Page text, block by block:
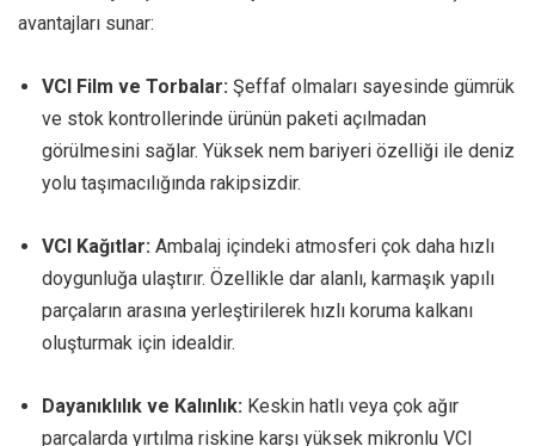
avantajları sunar:
VCI Film ve Torbalar: Şeffaf olmaları sayesinde gümrük
ve stok kontrollerinde ürünün paketi açılmadan
görülmesini sağlar. Yüksek nem bariyeri özelliği ile deniz
yolu taşımacılığında rakipsizdir.
VCI Kağıtlar: Ambalaj içindeki atmosferi çok daha hızlı
doygunluğa ulaştırır. Özellikle dar alanlı, karmaşık yapılı
parçaların arasına yerleştirilerek hızlı koruma kalkanı
oluşturmak için idealdir.
Dayanıklılık ve Kalınlık: Keskin hatlı veya çok ağır
parçalarda yırtılma riskine karşı yüksek mikronlu VCI